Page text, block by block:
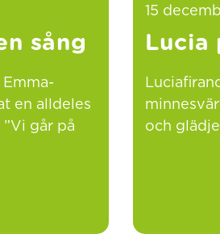
sång
en alldeles
går på
15
Lucia
och